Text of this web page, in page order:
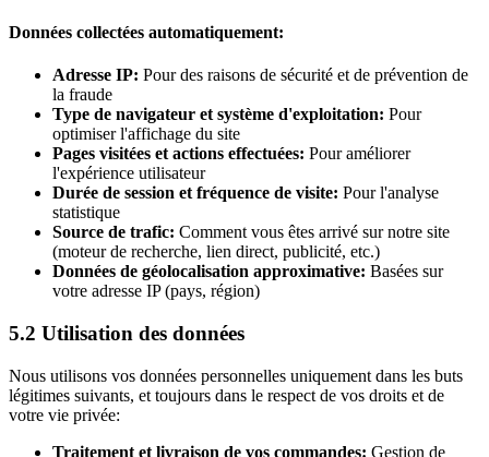
Données collectées automatiquement:
Adresse IP: Pour des raisons de sécurité et de prévention de
la fraude
Type de navigateur et système d'exploitation: Pour
optimiser l'affichage du site
Pages visitées et actions effectuées: Pour améliorer
l'expérience utilisateur
Durée de session et fréquence de visite: Pour l'analyse
statistique
Source de trafic: Comment vous êtes arrivé sur notre site
(moteur de recherche, lien direct, publicité, etc.)
Données de géolocalisation approximative: Basées sur
votre adresse IP (pays, région)
5.2 Utilisation des données
Nous utilisons vos données personnelles uniquement dans les buts
légitimes suivants, et toujours dans le respect de vos droits et de
votre vie privée:
Traitement et livraison de vos commandes: Gestion de